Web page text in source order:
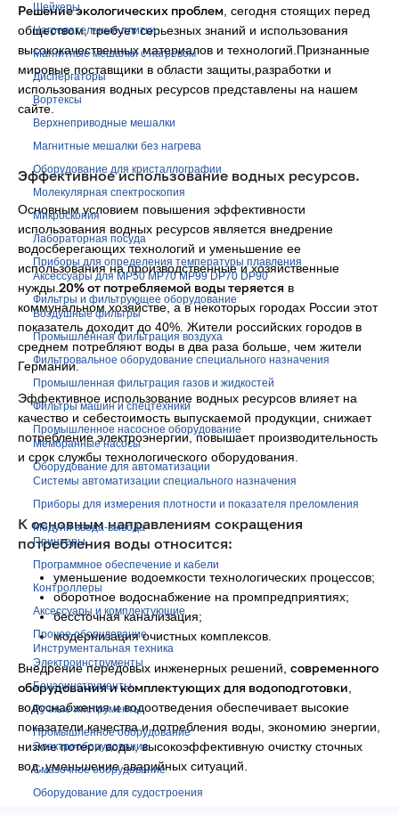
Шейкеры
Нагревательные плитки
Магнитные мешалки с нагревом
Диспергаторы
Вортексы
Верхнеприводные мешалки
Магнитные мешалки без нагрева
Оборудование для кристаллографии
Молекулярная спектроскопия
Микроскопия
Лабораторная посуда
Приборы для определения температуры плавления
Аксессуары для MP50 MP70 MP99 DP70 DP90
Фильтры и фильтрующее оборудование
Воздушные фильтры
Промышленная фильтрация воздуха
Фильтровальное оборудование специального назначения
Промышленная фильтрация газов и жидкостей
Фильтры машин и спецтехники
Промышленное насосное оборудование
Мембранные насосы
Оборудование для автоматизации
Системы автоматизации специального назначения
Приборы для измерения плотности и показателя преломления
Модули ввода-вывода
Принтеры
Программное обеспечение и кабели
Контроллеры
Аксессуары и комплектующие
Прочее оборудование
Инструментальная техника
Электроинструменты
Бензоинструменты
Ручные инструменты
Промышленное оборудование
Электрооборудование
Смазочное оборудование
Оборудование для судостроения
Решение экологических проблем, сегодня стоящих перед
обществом, требует серьезных знаний и использования
высококачественных материалов и технологий.Признанные
мировые поставщики в области защиты,разработки и
использования водных ресурсов представлены на нашем
сайте.
Эффективное использование водных ресурсов.
Основным условием повышения эффективности
использования водных ресурсов является внедрение
водосберегающих технологий и уменьшение ее
использования на производственные и хозяйственные
нужды. 20% от потребляемой воды теряется в
коммунальном хозяйстве, а в некоторых городах России этот
показатель доходит до 40%. Жители российских городов в
среднем потребляют воды в два раза больше, чем жители
Германии.
Эффективное использование водных ресурсов влияет на
качество и себестоимость выпускаемой продукции, снижает
потребление электроэнергии, повышает производительность
и срок службы технологического оборудования.
К основным направлениям сокращения
потребления воды относится:
уменьшение водоемкости технологических процессов;
оборотное водоснабжение на промпредприятиях;
бессточная канализация;
модернизация очистных комплексов.
Внедрение передовых инженерных решений, современного
оборудования и комплектующих для водоподготовки
водоснабжения и водоотведения обеспечивает высокие
показатели качества и потребления воды, экономию энергии,
низкие потери воды, высокоэффективную очистку сточных
вод, уменьшение аварийных ситуаций.